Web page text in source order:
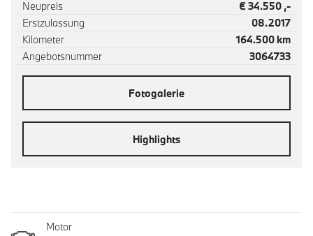
Neupreis
€ 34.550 ,-
Erstzulassung
08.2017
Kilometer
164.500 km
Angebotsnummer
3064733
Fotogalerie
Highlights
Motor